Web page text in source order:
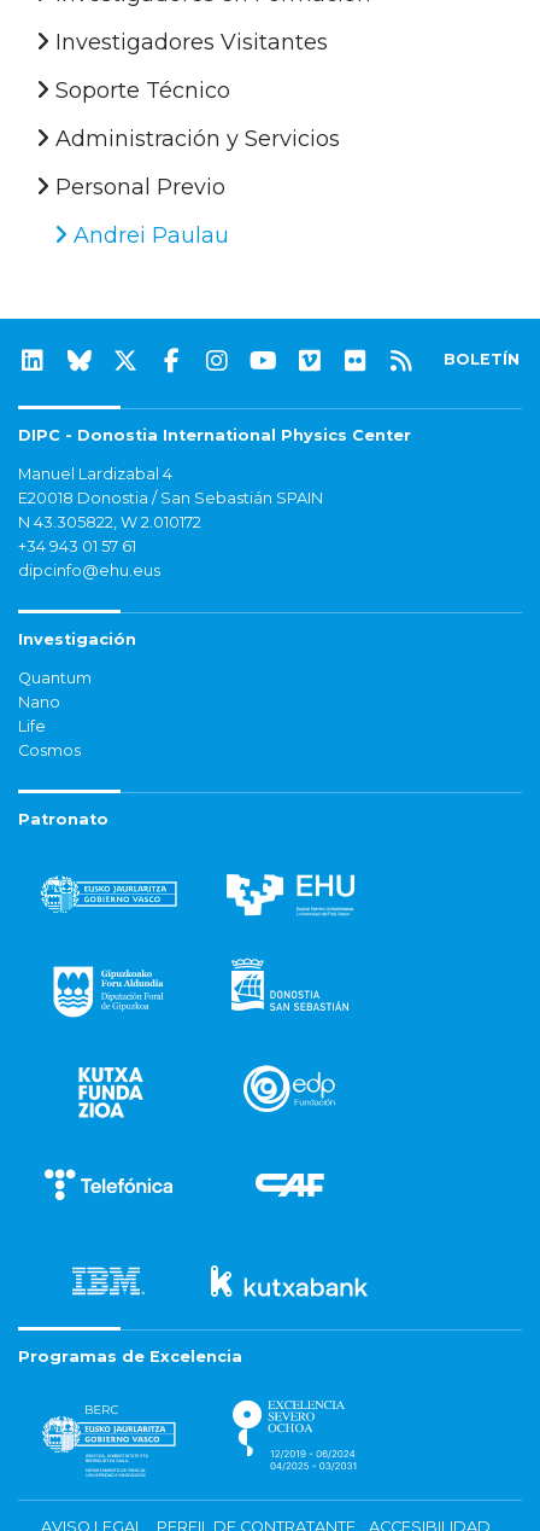
Investigadores Visitantes
Soporte Técnico
Administración y Servicios
Personal Previo
Andrei Paulau
BOLETÍN
DIPC - Donostia International Physics Center
Manuel Lardizabal 4
E20018 Donostia / San Sebastián SPAIN
N 43.305822, W 2.010172
+34 943 01 57 61
dipcinfo@ehu.eus
Investigación
Quantum
Nano
Life
Cosmos
Patronato
Programas de Excelencia
AVISO LEGAL PERFIL DE CONTRATANTE ACCESIBILIDAD